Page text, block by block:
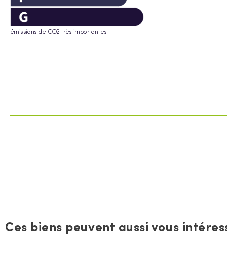
émissions de CO2 très importantes
Ces biens peuvent aussi vous